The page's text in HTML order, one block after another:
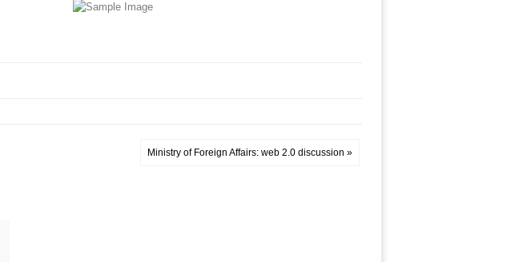
Ministry of Foreign Affairs: web 2.0 discussion »